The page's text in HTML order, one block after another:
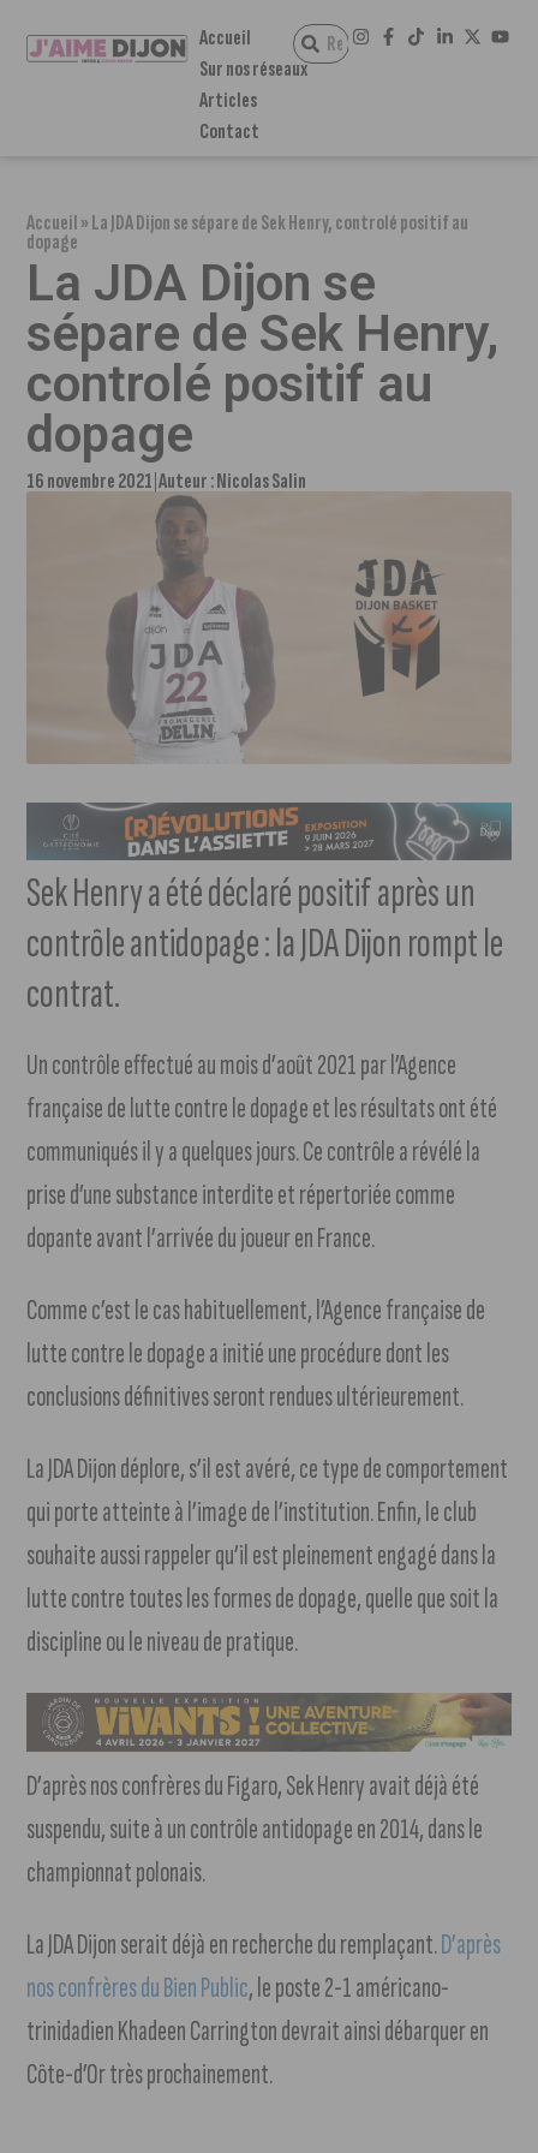
Accueil
Sur nos réseaux
Articles
Contact
Accueil»La JDA Dijon se sépare de Sek Henry, controlé positif au
dopage
La JDA Dijon se
sépare de Sek Henry,
controlé positif au
dopage
16 novembre 2021 Auteur :Nicolas Salin
Sek Henry a été déclaré positif après un
contrôle antidopage : la JDA Dijon rompt le
contrat.
Un contrôle effectué au mois d’août 2021 par l’Agence
française de lutte contre le dopage et les résultats ont été
communiqués il y a quelques jours. Ce contrôle a révélé la
prise d’une substance interdite et répertoriée comme
dopante avant l’arrivée du joueur en France.
Comme c’est le cas habituellement, l’Agence française de
lutte contre le dopage a initié une procédure dont les
conclusions définitives seront rendues ultérieurement.
La JDA Dijon déplore, s’il est avéré, ce type de comportement
qui porte atteinte à l’image de l’institution. Enfin, le club
souhaite aussi rappeler qu’il est pleinement engagé dans la
lutte contre toutes les formes de dopage, quelle que soit la
discipline ou le niveau de pratique.
D’après nos confrères du Figaro, Sek Henry avait déjà été
suspendu, suite à un contrôle antidopage en 2014, dans le
championnat polonais.
La JDA Dijon serait déjà en recherche du remplaçant.D’après
nos confrères du Bien Public, le poste 2-1 américano-
trinidadien Khadeen Carrington devrait ainsi débarquer en
Côte-d’Or très prochainement.